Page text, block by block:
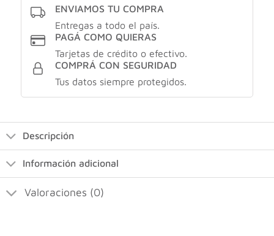
ENVIAMOS TU COMPRA
Entregas a todo el país.
PAGÁ COMO QUIERAS
Tarjetas de crédito o efectivo.
COMPRÁ CON SEGURIDAD
Tus datos siempre protegidos.
Descripción
Información adicional
Valoraciones (0)